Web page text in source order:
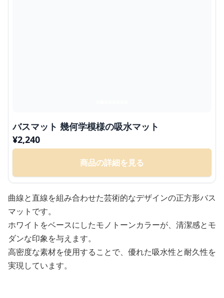
バスマット 幾何学模様の吸水マット
¥2,240
商品の詳細を見る
曲線と直線を組み合わせた芸術的なデザインの正方形バス
マットです。
ホワイトをベースにしたモノトーンカラーが、清潔感とモ
ダンな印象を与えます。
高密度な素材を使用することで、優れた吸水性と耐久性を
実現しています。